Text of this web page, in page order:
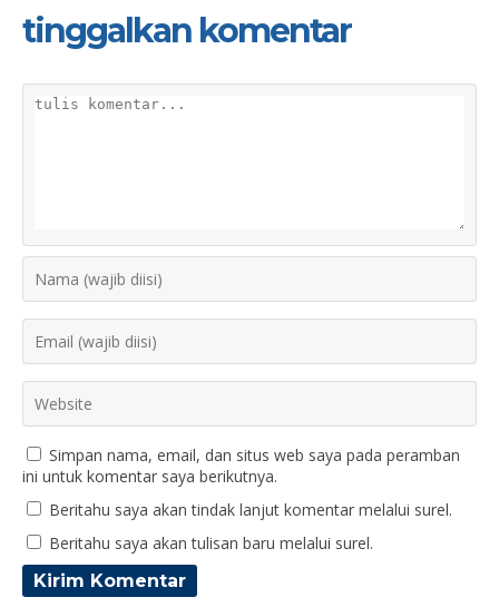
tinggalkan komentar
Simpan nama, email, dan situs web saya pada peramban
ini untuk komentar saya berikutnya.
Beritahu saya akan tindak lanjut komentar melalui surel.
Beritahu saya akan tulisan baru melalui surel.